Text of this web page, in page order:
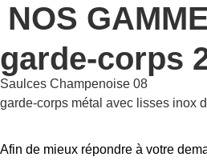
NOS
garde-corps
Saulces Champenoise 08
garde-corps métal avec lisses inox
Afin de mieux répondre à votre